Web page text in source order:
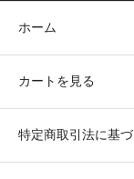
ホーム
カートを見る
特定商取引法に基